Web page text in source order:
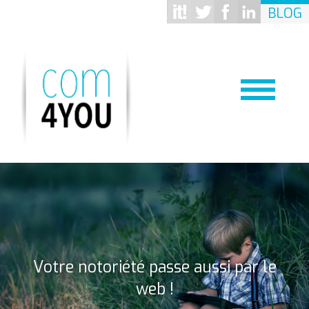
BLOG
Votre notoriété passe aussi par le
web !